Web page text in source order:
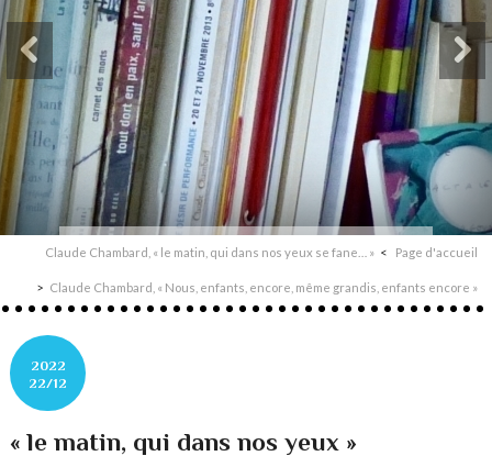
Claude Chambard, « le matin, qui dans nos yeux se fane… » Page d'accueil
Claude Chambard, « Nous, enfants, encore, même grandis, enfants encore »
2022
22/12
« le matin, qui dans nos yeux »